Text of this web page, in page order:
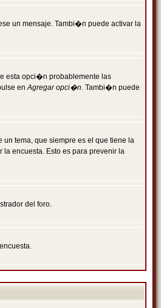
un mensaje. Tambi�n puede activar la
esta opci�n probablemente las
enAgregar opci�n. Tambi�n puede
tema, que siempre es el que tiene la
encuesta. Esto es para prevenir la
del foro.